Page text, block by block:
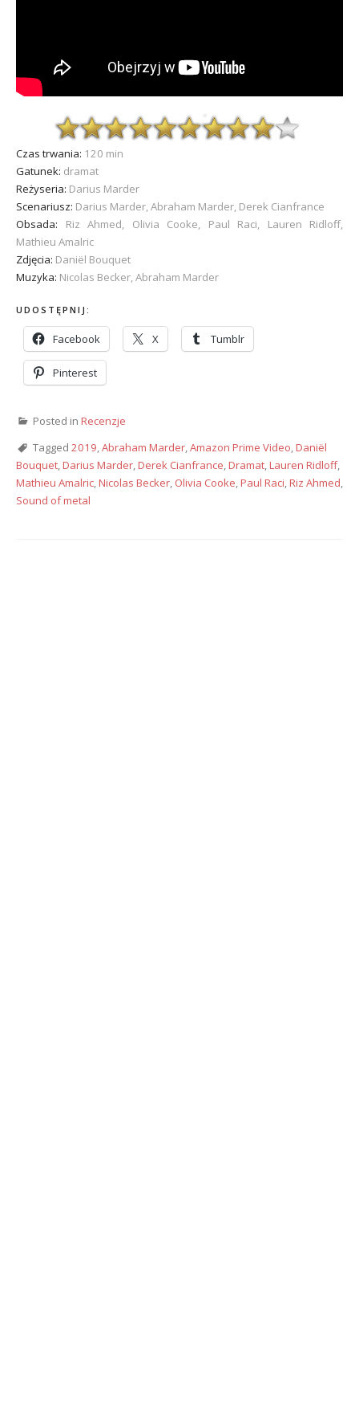
Czas trwania: 120 min
Gatunek: dramat
Reżyseria: Darius Marder
Scenariusz: Darius Marder, Abraham Marder, Derek Cianfrance
Obsada: Riz Ahmed, Olivia Cooke, Paul Raci, Lauren Ridloff,
Mathieu Amalric
Zdjęcia: Daniël Bouquet
Muzyka: Nicolas Becker, Abraham Marder
UDOSTĘPNIJ:
Facebook X Tumblr
Pinterest
Posted in Recenzje
Tagged 2019 Abraham Marder Amazon Prime Video Daniël
Bouquet Darius Marder Derek Cianfrance Dramat Lauren Ridloff,
Mathieu Amalric Nicolas Becker Olivia Cooke Paul Raci Riz Ahmed
Sound of metal